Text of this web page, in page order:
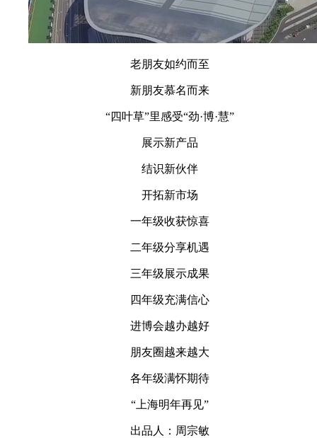
老朋友如约而至
新朋友慕名而来
“四叶草”里感受“劲·博·慧”
展示新产品
结识新伙伴
开拓新市场
一年级收获惊喜
二年级分享机遇
三年级展示成果
四年级充满信心
进博会越办越好
朋友圈越来越大
各年级满怀期待
“上海明年再见”
出品人：周宗敏